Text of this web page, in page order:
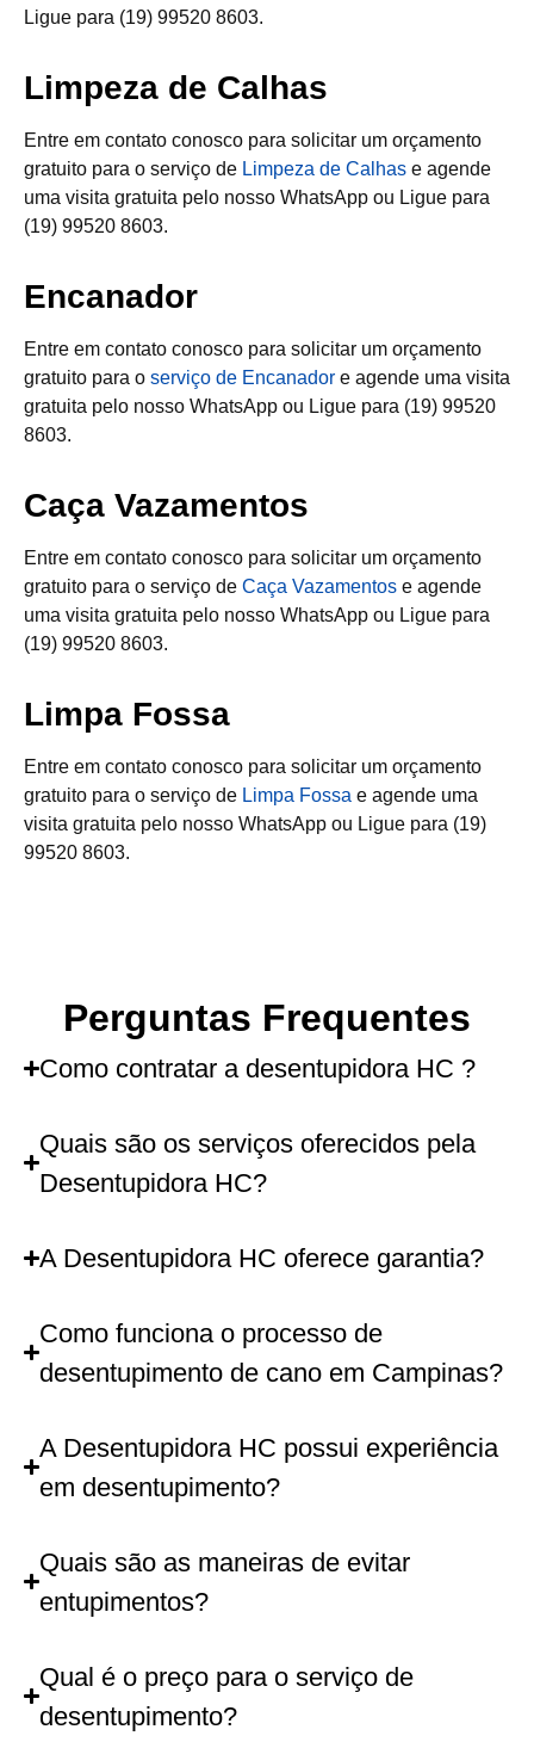
Ligue para (19) 99520 8603.
Limpeza de Calhas
Entre em contato conosco para solicitar um orçamento
gratuito para o serviço de Limpeza de Calhas e agende
uma visita gratuita pelo nosso WhatsApp ou Ligue para
(19) 99520 8603.
Encanador
Entre em contato conosco para solicitar um orçamento
gratuito para o serviço de Encanador e agende uma visita
gratuita pelo nosso WhatsApp ou Ligue para (19) 99520
8603.
Caça Vazamentos
Entre em contato conosco para solicitar um orçamento
gratuito para o serviço de Caça Vazamentos e agende
uma visita gratuita pelo nosso WhatsApp ou Ligue para
(19) 99520 8603.
Limpa Fossa
Entre em contato conosco para solicitar um orçamento
gratuito para o serviço de Limpa Fossa e agende uma
visita gratuita pelo nosso WhatsApp ou Ligue para (19)
99520 8603.
Perguntas Frequentes
Como contratar a desentupidora HC ?
Quais são os serviços oferecidos pela
Desentupidora HC?
A Desentupidora HC oferece garantia?
Como funciona o processo de
desentupimento de cano em Campinas?
A Desentupidora HC possui experiência
em desentupimento?
Quais são as maneiras de evitar
entupimentos?
Qual é o preço para o serviço de
desentupimento?